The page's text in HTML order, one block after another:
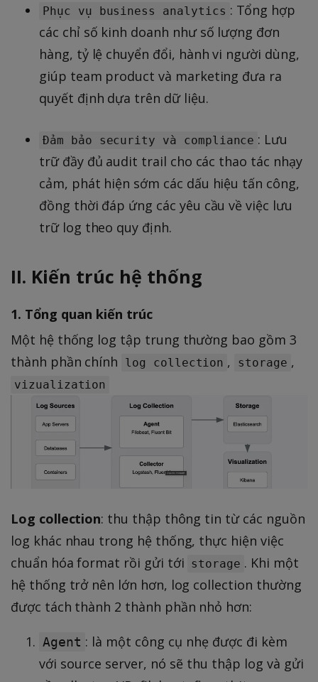
Phục vụ business analytics : Tổng hợp
các chỉ số kinh doanh như số lượng đơn
hàng, tỷ lệ chuyển đổi, hành vi người dùng,
giúp team product và marketing đưa ra
quyết định dựa trên dữ liệu.
Đảm bảo security và compliance : Lưu
trữ đầy đủ audit trail cho các thao tác nhạy
cảm, phát hiện sớm các dấu hiệu tấn công,
đồng thời đáp ứng các yêu cầu về việc lưu
trữ log theo quy định.
II. Kiến trúc hệ thống
1. Tổng quan kiến trúc
Một hệ thống log tập trung thường bao gồm 3
thành phần chính
log collection , storage ,
vizualization
Log collection: thu thập thông tin từ các nguồn
log khác nhau trong hệ thống, thực hiện việc
chuẩn hóa format rồi gửi tới storage . Khi một
hệ thống trở nên lớn hơn, log collection thường
được tách thành 2 thành phần nhỏ hơn:
Agent : là một công cụ nhẹ được đi kèm
với source server, nó sẽ thu thập log và gửi